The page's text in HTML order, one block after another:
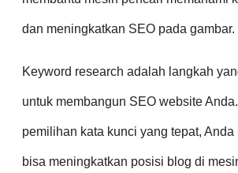
dan meningkatkan SEO pada gambar.
Keyword research adalah langkah
untuk membangun SEO website
pemilihan kata kunci yang tepat, Anda
bisa meningkatkan posisi blog di